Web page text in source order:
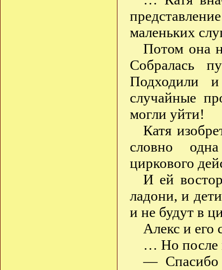
маленьких
Потом она
Собралась
Подходили
случайные
могли уйти!
Катя
словно
циркового
И ей
ладони, и
и не будут в
Алекс и его
… Но после
— Спасибо